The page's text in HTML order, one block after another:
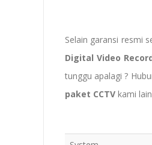
Selain garansi resmi
Digital Video
tunggu apalagi ?
paket CCTV kami